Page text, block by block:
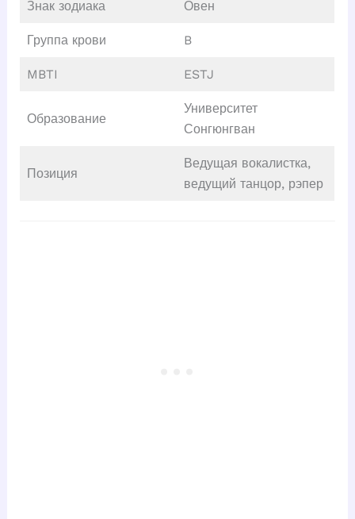
Знак зодиака Овен
Группа крови B
MBTI ESTJ
Образование
Университет
Сонгюнгван
Позиция
Ведущая вокалистка,
ведущий танцор, рэпер